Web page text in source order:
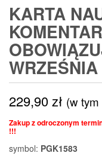
KARTA
229,90zł (w tym
Zakup z odroczonym
!!!
symbol: PGK1583